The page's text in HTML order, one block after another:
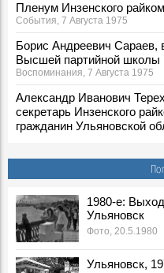
Пленум Инзенского
События, 7 Августа 1975
Борис Андреевич Сараев,
Высшей партийной
Воспоминания, 7 Августа 1975
Александр Иванович
секретарь Инзенского
гражданин Ульяновской
По ульяновскому проекту
События, 7 Августа 1977
7 августа 1980 года погиб
Владимир Лаптев
События, 7 Августа 1980
Телеграмма
События, 7 Августа 1981
1980-е:
Ульяновск
Фото, 20.5.1980
Ульяновск,